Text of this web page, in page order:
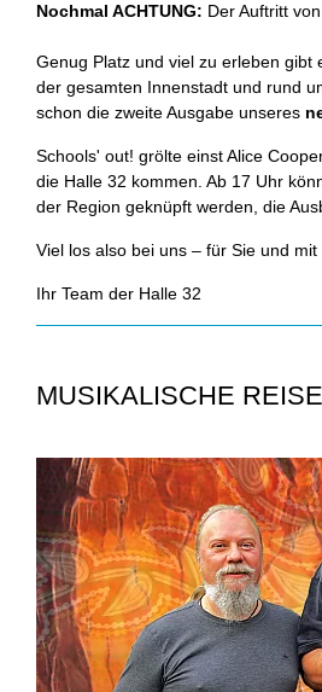
Nochmal ACHTUNG: Der Auftritt
Genug Platz und viel zu erleben
der gesamten Innenstadt und rund
schon die zweite Ausgabe unseres
Schools' out! grölte einst Alice
die Halle 32 kommen. Ab 17 Uhr
der Region geknüpft werden, die
Viel los also bei uns – für Sie und mit
Ihr Team der Halle 32
MUSIKALISCHE